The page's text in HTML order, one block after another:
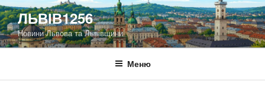
Перейти
до
вмісту
ЛЬВІВ1256
Новини Львова та Львівщини
Меню